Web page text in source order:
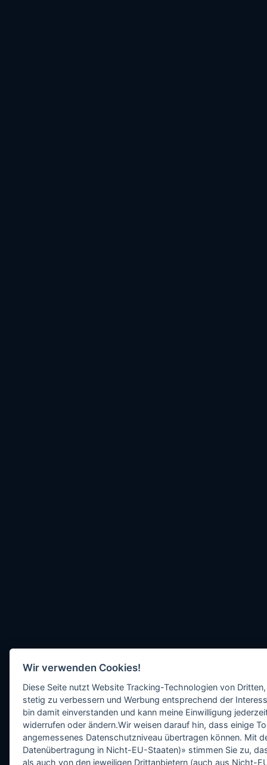
Wir verwenden Cookies!
Diese Seite nutzt Website Tracking-Technologien von
stetig zu verbessern und Werbung entsprechend der
bin damit einverstanden und kann meine Einwilligung
widerrufen oder ändern.Wir weisen darauf hin, dass einige
angemessenes Datenschutzniveau übertragen können. Mit
Datenübertragung in Nicht-EU-Staaten)» stimmen Sie zu,
als auch von den jeweiligen Drittanbietern (auch aus Nicht-